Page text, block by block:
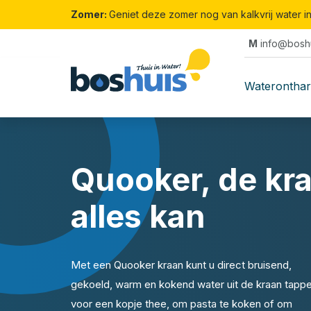
Zomer: Geniet deze zomer nog van kalkvrij water
M
Quooker, de
alles kan
Met een Quooker kraan kunt u direct bruisend,
gekoeld, warm en kokend water uit de kraan
voor een kopje thee, om pasta te koken of om